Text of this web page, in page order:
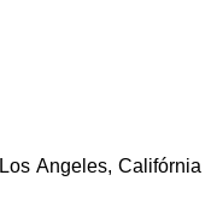
Angeles, Califórnia